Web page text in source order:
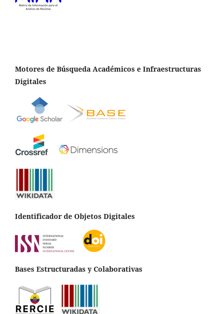
Motores de Búsqueda Académicos e Infraestructuras
Digitales
Identificador de Objetos Digitales
Bases Estructuradas y Colaborativas